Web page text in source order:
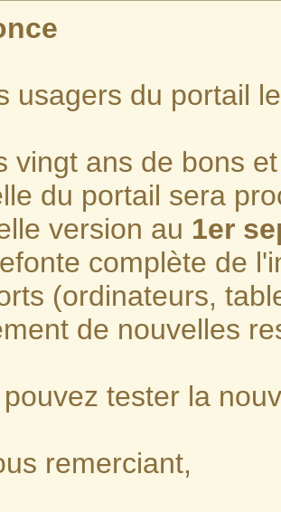
usagers du portail
vingt ans de bons
du portail sera
version au 1er
complète de
(ordinateurs,
de nouvelles
pouvez tester la
remerciant,